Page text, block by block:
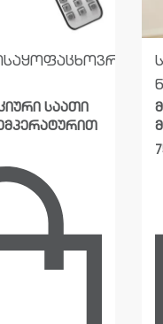
საყოფაცხოვრებო
საათი